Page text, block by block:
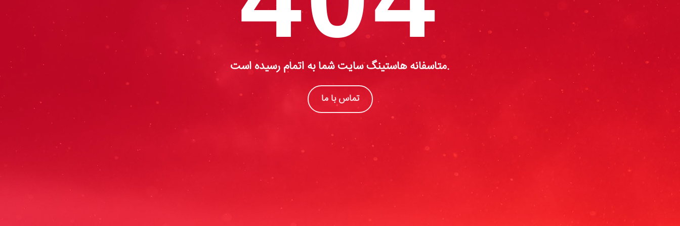
متاسفانه هاستینگ سایت شما به اتمام رسیده است.
تماس با ما